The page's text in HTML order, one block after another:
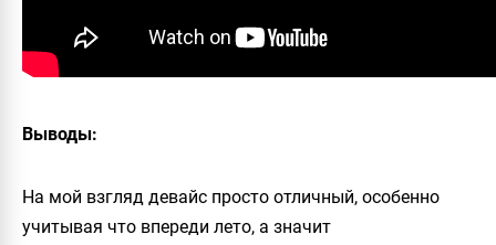
Выводы:
На мой взгляд девайс просто отличный, особенно
учитывая что впереди лето, а значит